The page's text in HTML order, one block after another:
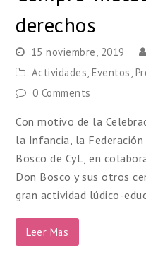
derechos
15 noviembre, 2019
Actividades,Eventos,
0 Comments
Con motivo de la
la Infancia, la
Bosco de CyL, en
Don Bosco y sus otros
gran actividad lúdico-
Leer Mas